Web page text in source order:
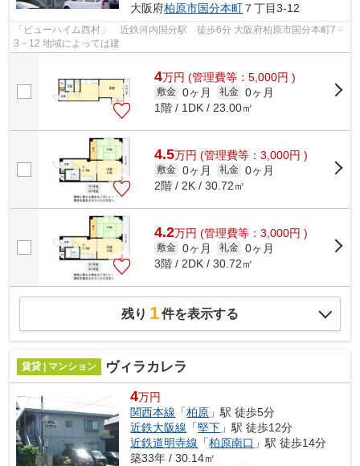
大阪府柏原市国分本町 ７丁目3-12
「ビューハイム西村」 近鉄河内国分駅 徒歩6分 大阪府柏原市国分本町7－
3－12 地域によっては建
4万円 (管理費等：5,000円 )
敷金 0ヶ月 礼金 0ヶ月
1階 / 1DK / 23.00㎡
4.5万円 (管理費等：3,000円 )
敷金 0ヶ月 礼金 0ヶ月
2階 / 2K / 30.72㎡
4.2万円 (管理費等：3,000円 )
敷金 0ヶ月 礼金 0ヶ月
3階 / 2DK / 30.72㎡
残り 1件を表示する
賃貸 | マンション ヴィラカレラ
4万円
関西本線 「柏原 」駅 徒歩5分
近鉄大阪線 「堅下 」駅 徒歩12分
近鉄道明寺線 「柏原南口 」駅 徒歩14分
築33年 / 30.14㎡